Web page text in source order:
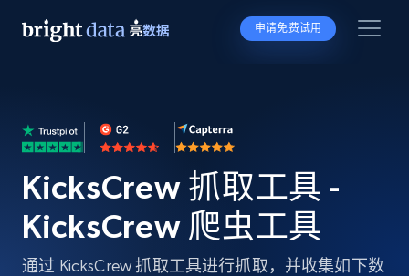
申请免费试用
KicksCrew 抓取工具 -
KicksCrew 爬虫工具
通过 KicksCrew 抓取工具进行抓取，并收集如下数